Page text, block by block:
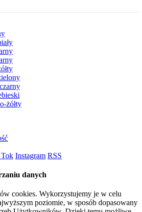
żółty
Instagram RSS
danych
cookies. Wykorzystujemy je w celu
poziomie, w sposób dopasowany